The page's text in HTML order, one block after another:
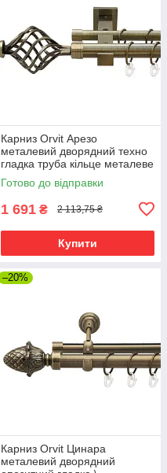
Карниз Orvit Арезо
металевий дворядний техно
гладка труба кільце металеве
Антик 25\19 мм 240 см (00-
00025946)
Готово до відправки
1 691 ₴ 2 113,75 ₴
Купити
–20%
Карниз Orvit Цинара
металевий дворядний